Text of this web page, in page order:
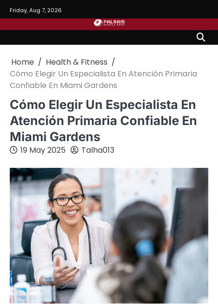
to
content
Friday, Aug 7, 2026
Home
Health & Fitness
Cómo Elegir Un Especialista En Atención Primaria
Confiable En Miami Gardens
Cómo Elegir Un Especialista En
Atención Primaria Confiable En
Miami Gardens
19 May 2025 Talha013